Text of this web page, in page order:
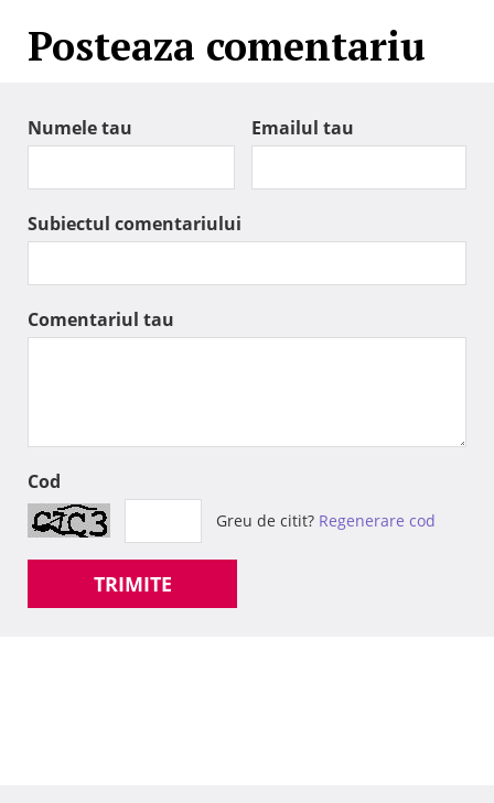
Posteaza comentariu
Numele tau Emailul tau
Subiectul comentariului
Comentariul tau
Cod
Greu de citit? Regenerare cod
TRIMITE